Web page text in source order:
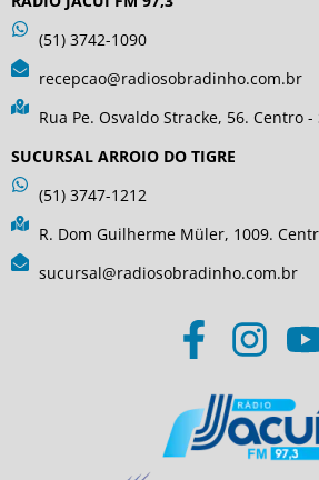
(51) 3742-1090
recepcao@radiosobradinho.com.br
Rua Pe. Osvaldo Stracke, 56. Centro
SUCURSAL ARROIO DO TIGRE
(51) 3747-1212
R. Dom Guilherme Müler, 1009.
sucursal@radiosobradinho.com.br